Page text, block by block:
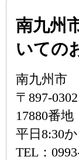
南九州
いての
南九州市
〒897-
17880番地
平日8:30
TEL：